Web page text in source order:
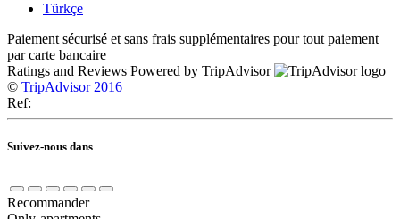
Türkçe
Paiement sécurisé et sans frais supplémentaires pour tout paiement
par carte bancaire
Ratings and Reviews Powered by TripAdvisor
© TripAdvisor 2016
Ref:
Suivez-nous dans
Recommander